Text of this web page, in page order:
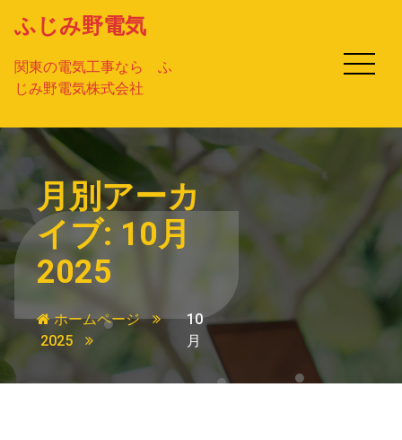
ふじみ野電気
関東の電気工事なら ふ
じみ野電気株式会社
月別アーカ
イブ: 10月
2025
ホームページ
2025
10
月